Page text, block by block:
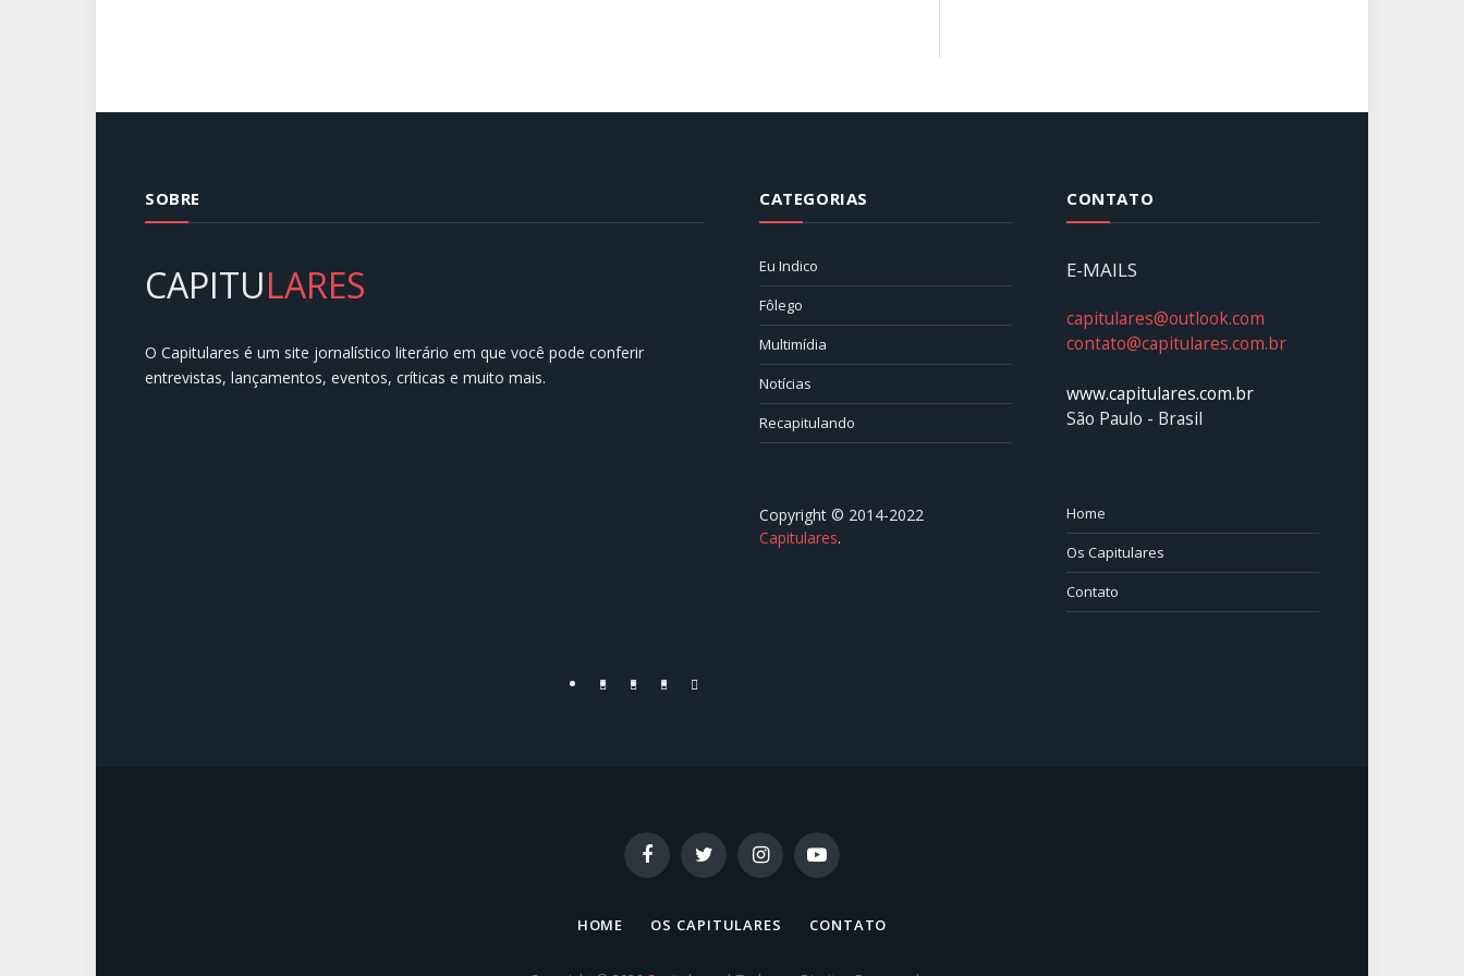
SOBRE
CAPITULARES
O Capitulares é um site jornalístico literário em que você pode conferir
entrevistas, lançamentos, eventos, críticas e muito mais.
CATEGORIAS
Eu Indico
Fôlego
Multimídia
Notícias
Recapitulando
CONTATO
E-MAILS
capitulares@outlook.com
contato@capitulares.com.br
www.capitulares.com.br
São Paulo - Brasil
Copyright © 2014-2022
Capitulares.⠀⠀⠀⠀⠀⠀⠀⠀⠀⠀⠀⠀⠀⠀⠀
Home
Os Capitulares
Contato
FacebookTwitterYouTubeInstagram
FacebookTwitter InstagramYouTube
HOME OS CAPITULARES CONTATO